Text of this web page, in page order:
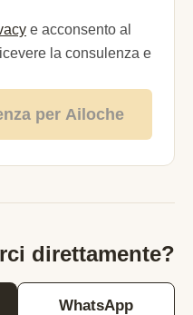
e acconsento al
la consulenza e
per Ailoche
direttamente?
WhatsApp